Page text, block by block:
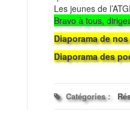
Les jeunes de
Bravo à tous,
Diaporama de
Diaporama des
Catégories :